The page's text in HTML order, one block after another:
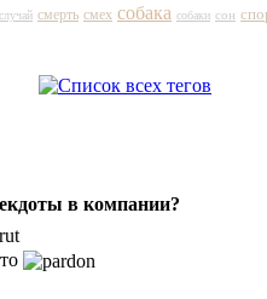
случай смерть смех собака собаки сон
в компании?